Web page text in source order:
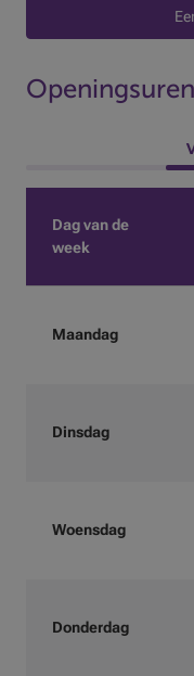
Openingsuren
Dag van de
week
Maandag
Dinsdag
Woensdag
Donderdag